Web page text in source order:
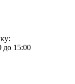
до 15:00